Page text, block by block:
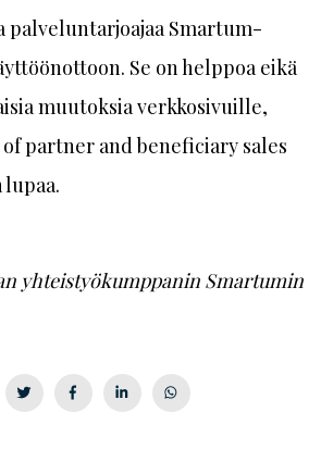
palveluntarjoa­jaa Smartum-
Se on helppoa eikä
muutoksia verkkosivuille,
partner and beneficiary sales
lupaa.
yhteistyökumppanin Smartumin